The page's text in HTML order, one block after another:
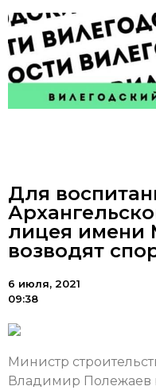
Для
лицея имени
возводят
6 июля, 2021
09:38
Министр
Владимир Полежаев